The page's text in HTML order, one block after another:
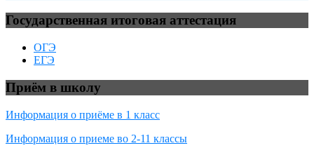
Государственная итоговая аттестация
ОГЭ
ЕГЭ
Приём в школу
Информация о приёме в 1 класс
Информация о приеме во 2-11 классы